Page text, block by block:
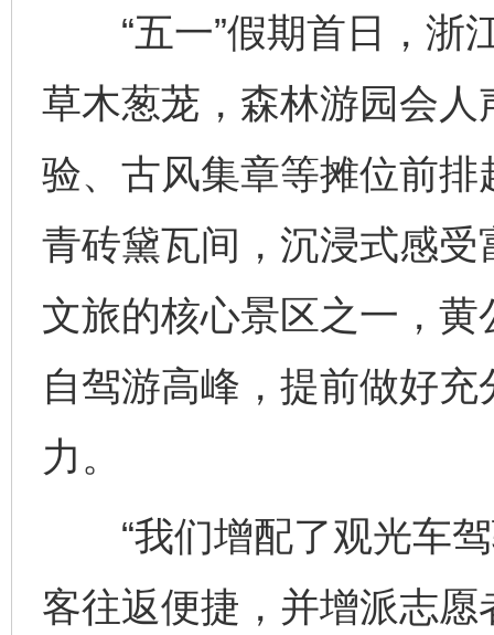
“五一”假期首日，浙
草木葱茏，森林游园会
验、古风集章等摊位前
青砖黛瓦间，沉浸式感
文旅的核心景区之一，黄
自驾游高峰，提前做好
力。
“我们增配了观光车驾
客往返便捷，并增派志